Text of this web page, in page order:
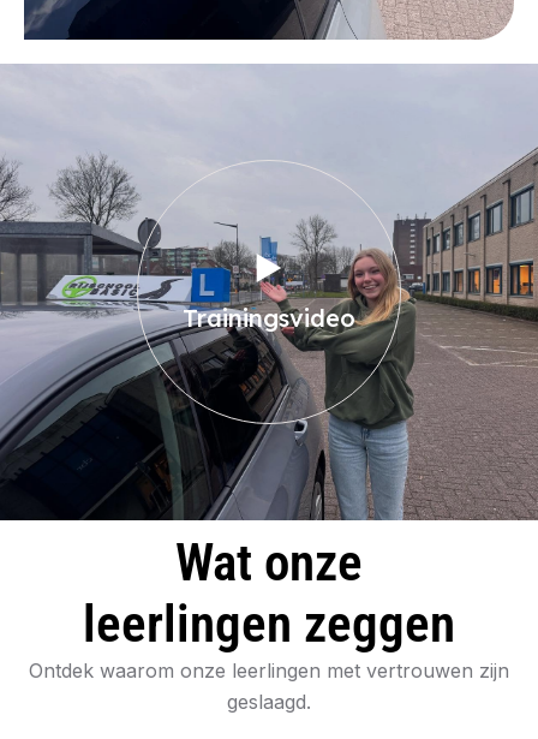
Trainingsvideo
Wat onze
leerlingen zeggen
Ontdek waarom onze leerlingen met vertrouwen zijn
geslaagd.